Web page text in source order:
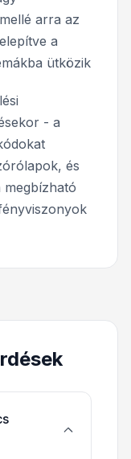
arra az
a
ütközik
- a
és